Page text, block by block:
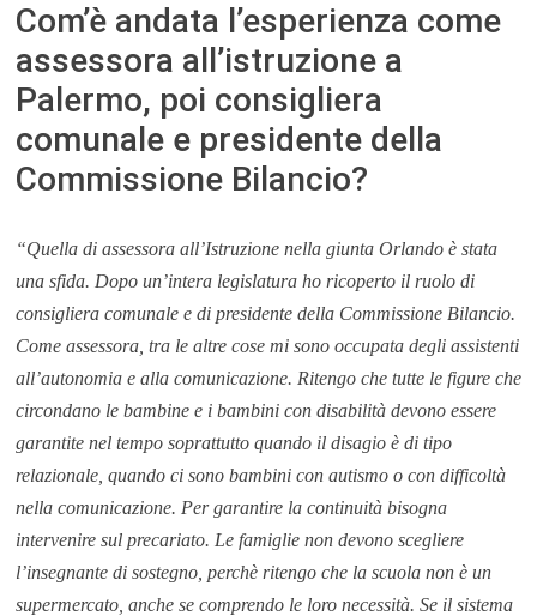
Com’è andata l’esperienza come
assessora all’istruzione a
Palermo, poi consigliera
comunale e presidente della
Commissione Bilancio?
“Quella di assessora all’Istruzione nella giunta Orlando è stata
una sfida. Dopo un’intera legislatura ho ricoperto il ruolo di
consigliera comunale e di presidente della Commissione Bilancio.
Come assessora, tra le altre cose mi sono occupata degli assistenti
all’autonomia e alla comunicazione. Ritengo che tutte le figure che
circondano le bambine e i bambini con disabilità devono essere
garantite nel tempo soprattutto quando il disagio è di tipo
relazionale, quando ci sono bambini con autismo o con difficoltà
nella comunicazione. Per garantire la continuità bisogna
intervenire sul precariato. Le famiglie non devono scegliere
l’insegnante di sostegno, perchè ritengo che la scuola non è un
supermercato, anche se comprendo le loro necessità. Se il sistema